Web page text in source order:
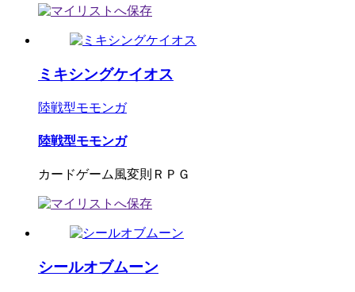
ミキシングケイオス
陸戦型モモンガ
陸戦型モモンガ
カードゲーム風変則ＲＰＧ
シールオブムーン